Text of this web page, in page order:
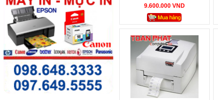
9.600.000 VND